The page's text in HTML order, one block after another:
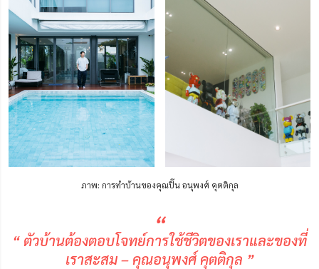
ภาพ: การทำบ้านของคุณปิ๊น อนุพงศ์ คุตติกุล
“
“ ตัวบ้านต้องตอบโจทย์การใช้ชีวิตของเราและของที่
เราสะสม – คุณอนุพงศ์ คุตติกุล ”